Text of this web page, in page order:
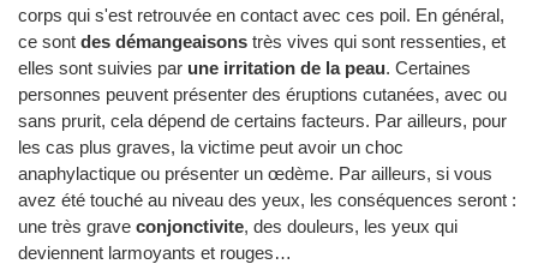
corps qui s'est retrouvée en contact avec ces poil. En général,
ce sont des démangeaisons très vives qui sont ressenties, et
elles sont suivies par une irritation de la peau. Certaines
personnes peuvent présenter des éruptions cutanées, avec ou
sans prurit, cela dépend de certains facteurs. Par ailleurs, pour
les cas plus graves, la victime peut avoir un choc
anaphylactique ou présenter un œdème. Par ailleurs, si vous
avez été touché au niveau des yeux, les conséquences seront :
une très grave conjonctivite, des douleurs, les yeux qui
deviennent larmoyants et rouges…